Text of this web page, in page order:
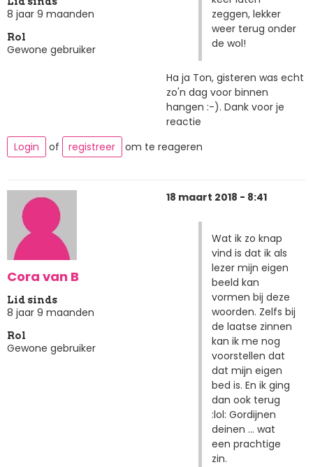
8 jaar 9 maanden
Rol
Gewone gebruiker
zeggen, lekker
weer terug onder
de wol!
Ha ja Ton, gisteren was echt
zo'n dag voor binnen
hangen :-). Dank voor je
reactie
Login
of registreer om te reageren
Cora van B
Lid sinds
8 jaar 9 maanden
Rol
Gewone gebruiker
18 maart 2018 - 8:41
Wat ik zo knap
vind is dat ik als
lezer mijn eigen
beeld kan
vormen bij deze
woorden. Zelfs bij
de laatse zinnen
kan ik me nog
voorstellen dat
dat mijn eigen
bed is. En ik ging
dan ook terug
:lol: Gordijnen
deinen ... wat
een prachtige
zin.